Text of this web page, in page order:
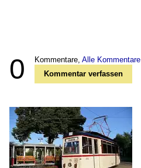
0 Kommentare, Alle Kommentare
Kommentar verfassen